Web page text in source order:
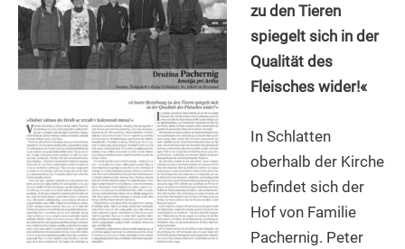
zu den Tieren
spiegelt sich in der
Qualität des
Fleisches wider!«
In Schlatten
oberhalb der Kirche
befindet sich der
Hof von Familie
Pachernig. Peter